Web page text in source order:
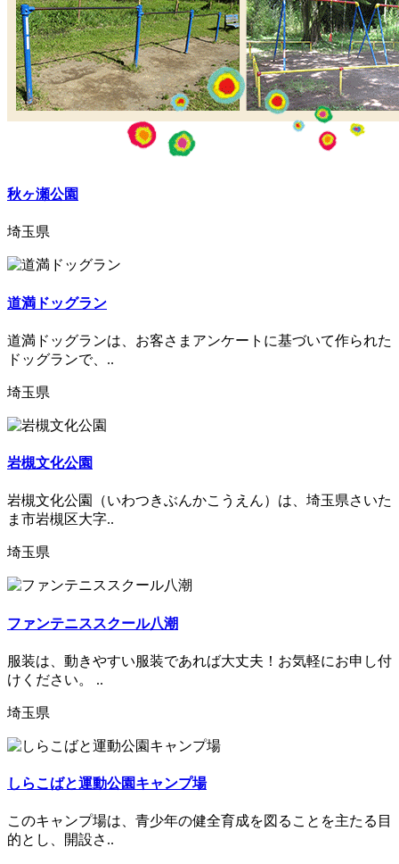
秋ヶ瀬公園
埼玉県
道満ドッグラン
道満ドッグランは、お客さまアンケートに基づいて作られた
ドッグランで、..
埼玉県
岩槻文化公園
岩槻文化公園（いわつきぶんかこうえん）は、埼玉県さいた
ま市岩槻区大字..
埼玉県
ファンテニススクール八潮
服装は、動きやすい服装であれば大丈夫！お気軽にお申し付
けください。 ..
埼玉県
しらこばと運動公園キャンプ場
このキャンプ場は、青少年の健全育成を図ることを主たる目
的とし、開設さ..